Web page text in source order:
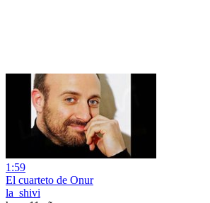
1:59
El cuarteto de Onur
la_shivi